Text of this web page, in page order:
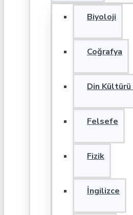
Biyoloji
Coğrafya
Din
Felsefe
Fizik
İngilizce